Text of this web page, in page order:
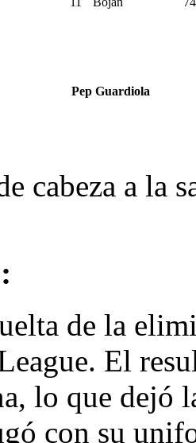
Pep Guardiola
cabeza a la
de la
El
lo que dejó
con su